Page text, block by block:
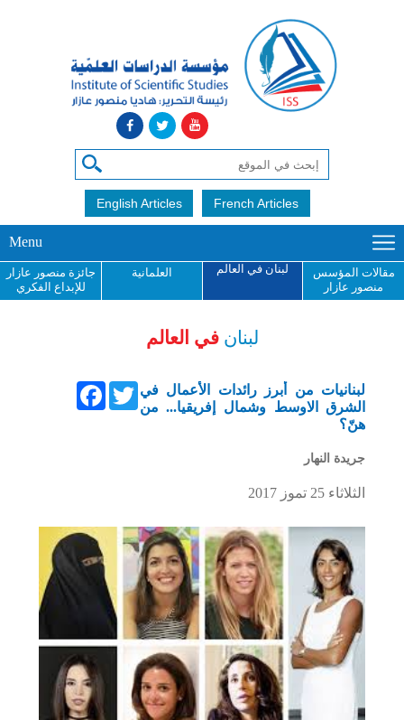
English Articles French Articles
Menu
مقالات المؤسس
منصور عازار
لبنان في العالم العلمانية
جائزة منصور عازار
للإبداع الفكري
لبنان في العالم
FacebookTwitter لبنانيات من أبرز رائدات الأعمال في
الشرق الاوسط وشمال إفريقيا... من
هنّ؟
جريدة النهار
الثلاثاء 25 تموز 2017